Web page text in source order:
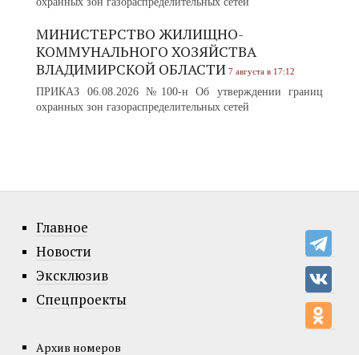
МИНИСТЕРСТВО ЖИЛИЩНО-
КОММУНАЛЬНОГО ХОЗЯЙСТВА
ВЛАДИМИРСКОЙ ОБЛАСТИ 7 августа в 17:12
ПРИКАЗ 06.08.2026 №100-н Об утверждении границ
охранных зон газораспределительных сетей
Главное
Новости
Эксклюзив
Спецпроекты
Архив номеров